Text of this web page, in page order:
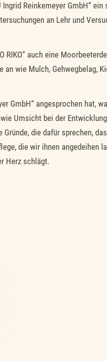
Reinkemeyer GmbH“
an Lehr und
auch eine
wie Mulch, Gehwegbelag,
GmbH“ angesprochen hat,
Umsicht bei der
die dafür sprechen,
die wir ihnen angedeihen
Herz schlägt.